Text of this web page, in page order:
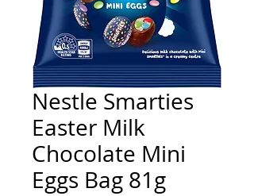
Nestle Smarties
Easter Milk
Chocolate Mini
Eggs Bag 81g